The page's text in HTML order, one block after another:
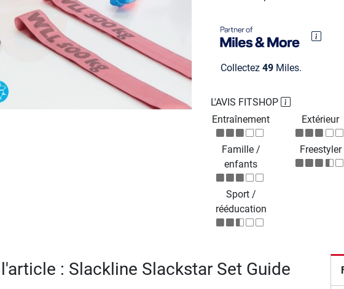
Collectez 49Miles.
L'AVIS FITSHOP
Entraînement
Extérieur
Famille /
enfants
Freestyler
Sport /
rééducation
: Slackline Slackstar Set Guide